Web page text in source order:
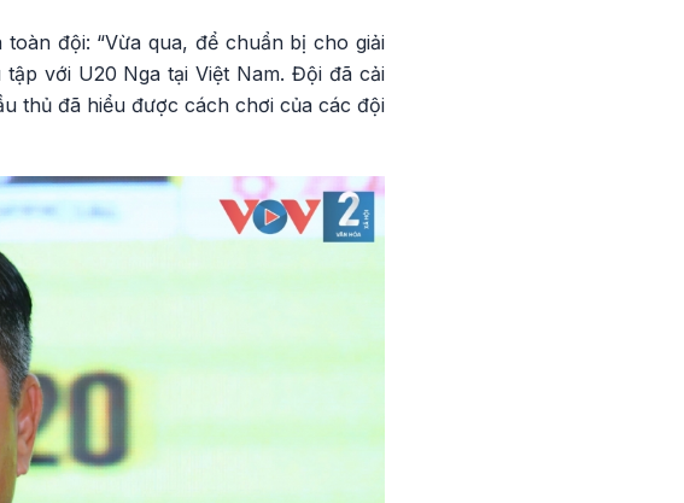
đội: “Vừa qua, để chuẩn bị cho giải
với U20 Nga tại Việt Nam. Đội đã cải
thủ đã hiểu được cách chơi của các đội